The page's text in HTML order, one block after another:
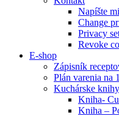
Napíšte mi
Change
Privacy
Revoke
E-shop
Zápisník
Plán varenia na
Kuchárske knihy
Kniha-
Kniha –